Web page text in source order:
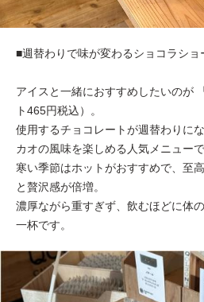
■週替わりで味が変わるショコラショ
アイスと一緒におすすめしたいのが
ト465円税込）。
使用するチョコレートが週替わりに
カオの風味を楽しめる人気メニューで
寒い季節はホットがおすすめで、至
と贅沢感が倍増。
濃厚ながら重すぎず、飲むほどに体
一杯です。